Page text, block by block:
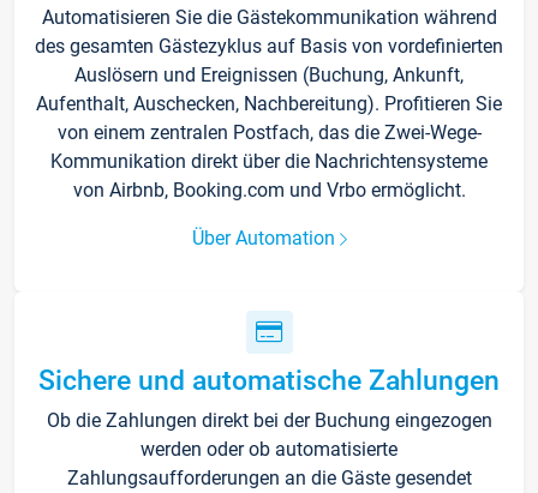
Automatisieren Sie die Gästekommunikation während
des gesamten Gästezyklus auf Basis von vordefinierten
Auslösern und Ereignissen (Buchung, Ankunft,
Aufenthalt, Auschecken, Nachbereitung). Profitieren Sie
von einem zentralen Postfach, das die Zwei-Wege-
Kommunikation direkt über die Nachrichtensysteme
von Airbnb, Booking.com und Vrbo ermöglicht.
Über Automation
Sichere und automatische Zahlungen
Ob die Zahlungen direkt bei der Buchung eingezogen
werden oder ob automatisierte
Zahlungsaufforderungen an die Gäste gesendet